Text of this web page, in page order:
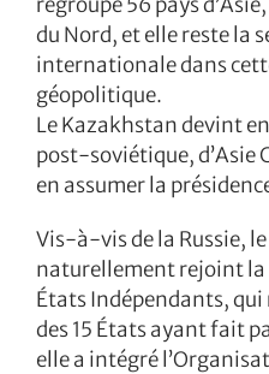
du Nord, et elle reste la
internationale dans
géopolitique.
Le Kazakhstan devint
post-soviétique, d’Asie
en assumer la
Vis-à-vis de la Russie,
naturellement rejoint la
États Indépendants,
des 15 États ayant fait
elle a intégré